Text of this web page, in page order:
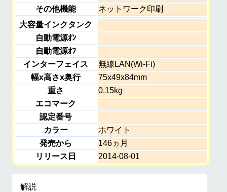
その他機能
ネットワーク印刷
大容量インクタンク
自動電源ｵﾝ
自動電源ｵﾌ
インターフェイス
無線LAN(Wi-Fi)
幅x高さx奥行
75x49x84mm
重さ
0.15kg
エコマーク
認定番号
カラー
ホワイト
発売から
146ヵ月
リリース日
2014-08-01
解説